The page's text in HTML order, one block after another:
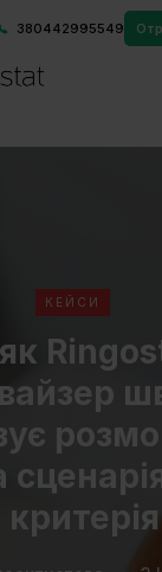
380442995549
КЕЙСИ